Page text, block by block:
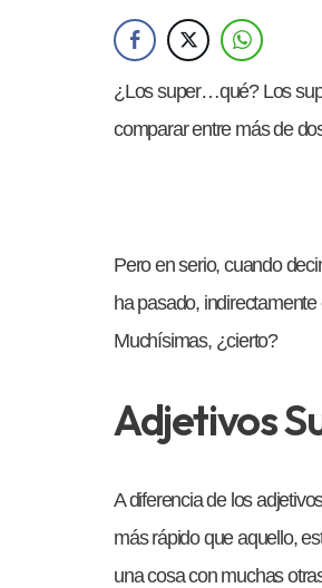
¿Los super…qué? Los
comparar entre más de
Pero en serio, cuando
ha pasado,
Muchísimas, ¿cierto?
Adjetivos
A diferencia de los
más rápido que aquello,
una cosa con muchas